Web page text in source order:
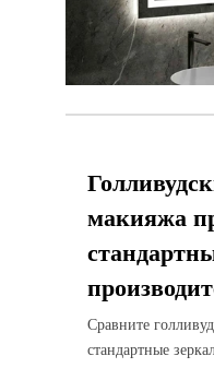
макияжа
Сравните
стандартные